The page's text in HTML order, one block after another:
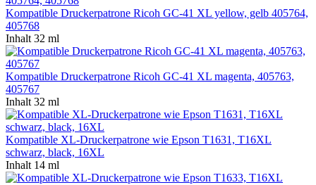
Kompatible Druckerpatrone Ricoh GC-41 XL yellow, gelb 405764,
405768
Inhalt 32 ml
Kompatible Druckerpatrone Ricoh GC-41 XL magenta, 405763,
405767
Inhalt 32 ml
Kompatible XL-Druckerpatrone wie Epson T1631, T16XL
schwarz, black, 16XL
Inhalt 14 ml